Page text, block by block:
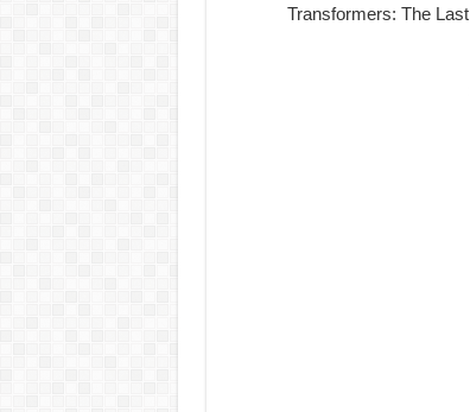
מסדרת הסרטים על הרובוטים בתחפושת אחרי הסרט הבא בסדרה, Transformers: The Last